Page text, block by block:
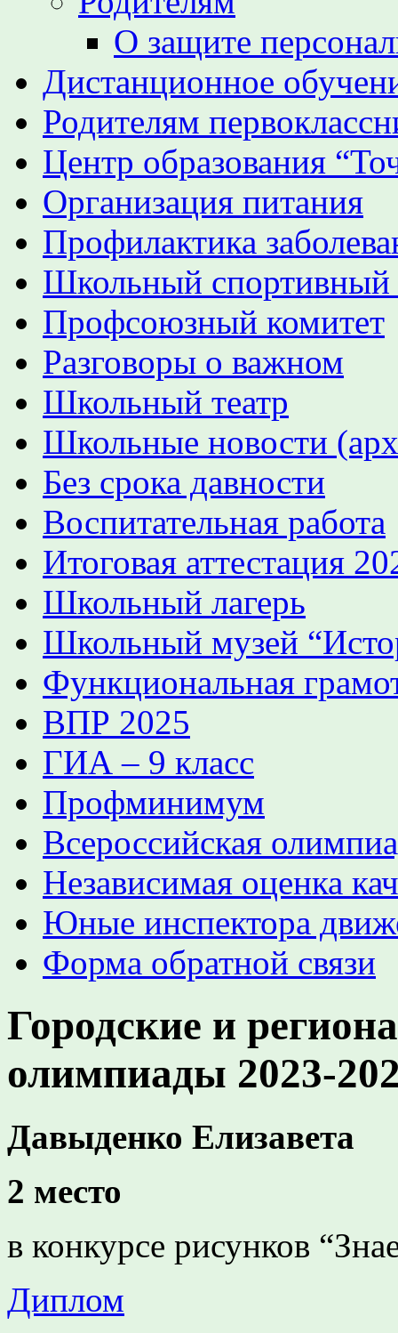
О защите
Дистанционное
Родителям
Центр образования
Организация питания
Профилактика
Школьный
Профсоюзный комитет
Разговоры о важном
Школьный театр
Школьные новости
Без срока давности
Воспитательная работа
Итоговая аттестация
Школьный лагерь
Школьный музей
Функциональная
ВПР 2025
ГИА – 9 класс
Профминимум
Всероссийская
Независимая оценка
Юные инспектора
Форма обратной связи
Городские и
олимпиады 2023-
Давыденко Елизавета
2 место
в конкурсе рисунков
Диплом